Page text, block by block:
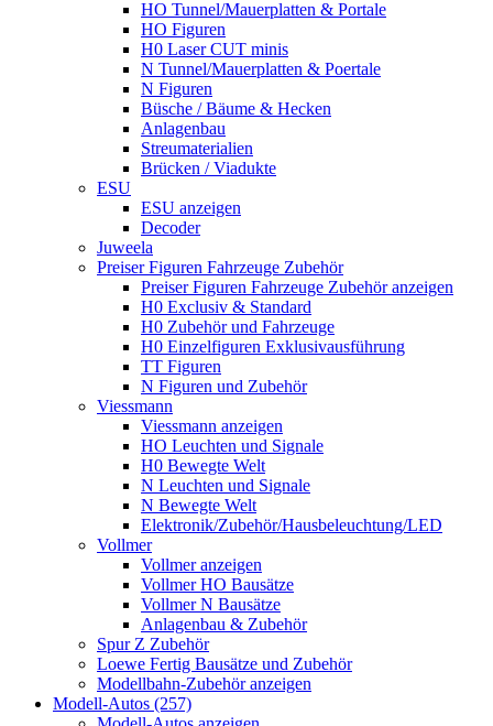
HO Tunnel/Mauerplatten & Portale
HO Figuren
H0 Laser CUT minis
N Tunnel/Mauerplatten & Poertale
N Figuren
Büsche / Bäume & Hecken
Anlagenbau
Streumaterialien
Brücken / Viadukte
ESU
ESU anzeigen
Decoder
Juweela
Preiser Figuren Fahrzeuge Zubehör
Preiser Figuren Fahrzeuge Zubehör anzeigen
H0 Exclusiv & Standard
H0 Zubehör und Fahrzeuge
H0 Einzelfiguren Exklusivausführung
TT Figuren
N Figuren und Zubehör
Viessmann
Viessmann anzeigen
HO Leuchten und Signale
H0 Bewegte Welt
N Leuchten und Signale
N Bewegte Welt
Elektronik/Zubehör/Hausbeleuchtung/LED
Vollmer
Vollmer anzeigen
Vollmer HO Bausätze
Vollmer N Bausätze
Anlagenbau & Zubehör
Spur Z Zubehör
Loewe Fertig Bausätze und Zubehör
Modellbahn-Zubehör anzeigen
Modell-Autos (257)